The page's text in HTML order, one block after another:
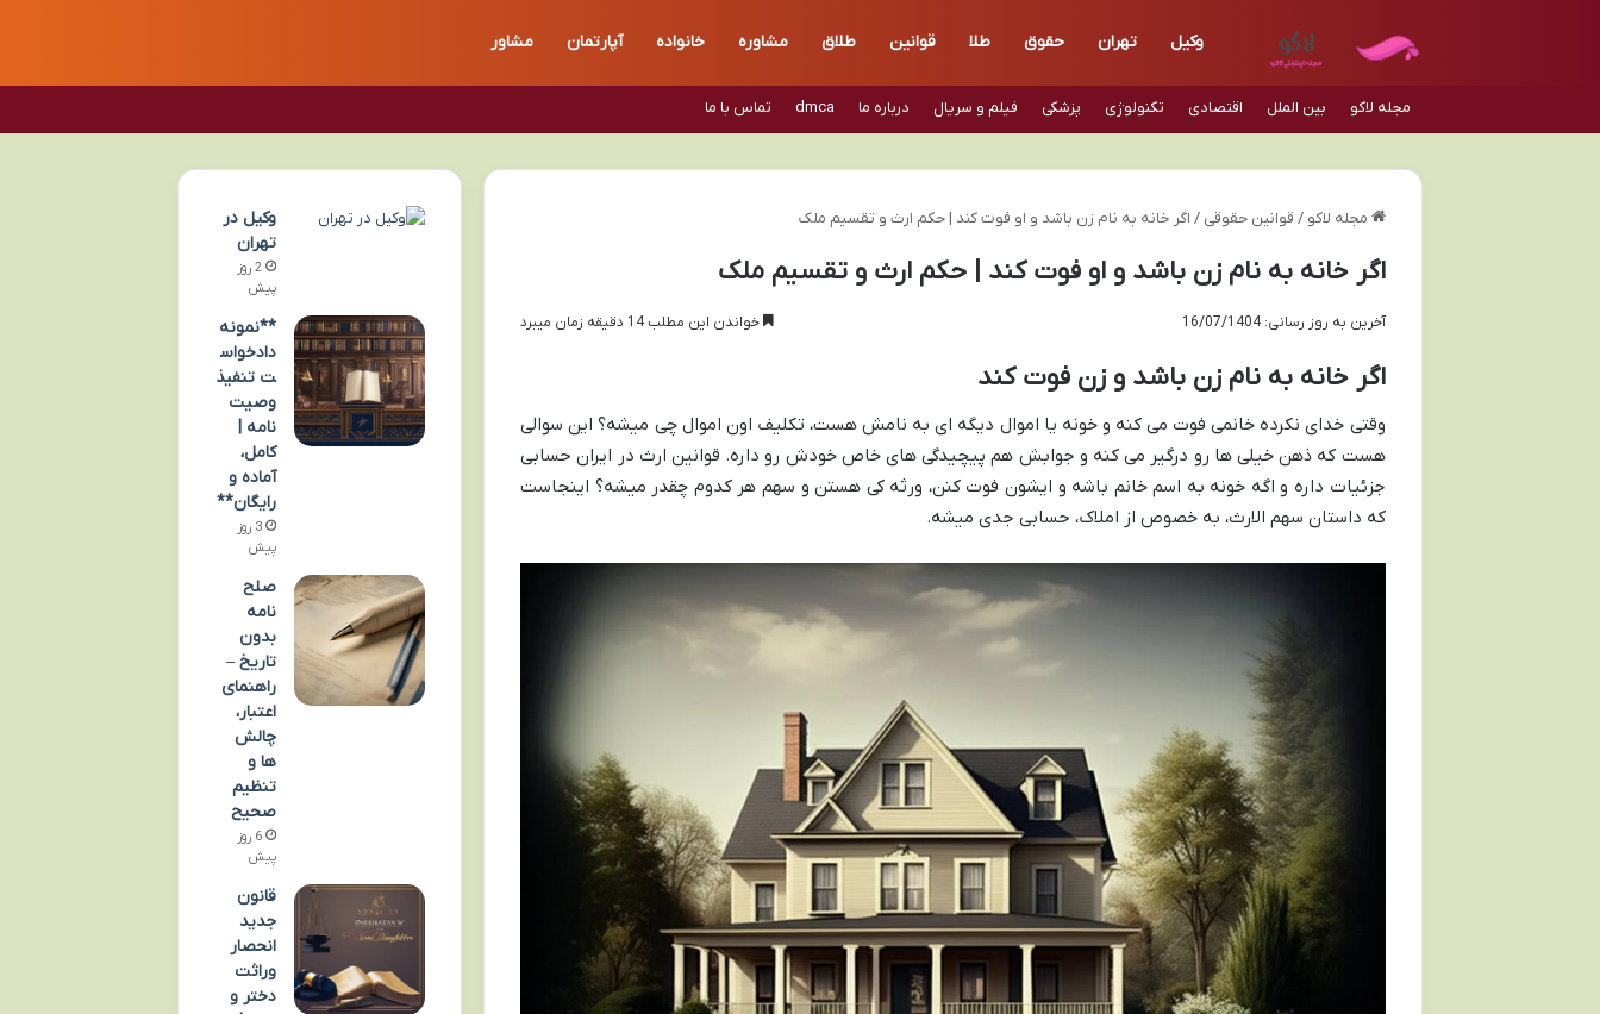
وکیل تهران حقوق طلا قوانین طلاق مشاوره خانواده آپارتمان مشاور
مجله لاکو بین الملل اقتصادی تکنولوژی پزشکی فیلم و سریال درباره ما dmca تماس با ما
مجله لاکو / قوانین حقوقی / اگر خانه به نام زن باشد و او فوت کند | حکم ارث و تقسیم ملک
اگر خانه به نام زن باشد و او فوت کند | حکم ارث و تقسیم ملک
آخرین به روز رسانی: 16/07/1404 خواندن این مطلب 14 دقیقه زمان میبرد
اگر خانه به نام زن باشد و زن فوت کند
وقتی خدای نکرده خانمی فوت می کنه و خونه یا اموال دیگه ای به نامش هست، تکلیف اون اموال چی میشه؟ این سوالی
هست که ذهن خیلی ها رو درگیر می کنه و جوابش هم پیچیدگی های خاص خودش رو داره. قوانین ارث در ایران حسابی
جزئیات داره و اگه خونه به اسم خانم باشه و ایشون فوت کنن، ورثه کی هستن و سهم هر کدوم چقدر میشه؟ اینجاست
که داستان سهم الارث، به خصوص از املاک، حسابی جدی میشه.
وکیل در
تهران
2 روز
پیش
**نمونه
دادخواس
ت تنفیذ
وصیت
نامه |
کامل،
آماده و
رایگان**
3 روز
پیش
صلح
نامه
بدون
تاریخ –
راهنمای
اعتبار،
چالش
ها و
تنظیم
صحیح
6 روز
پیش
قانون
جدید
انحصار
وراثت
دختر و